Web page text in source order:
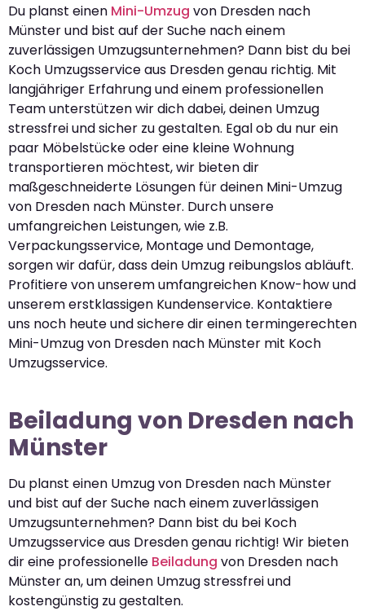
Du planst einen Mini-Umzug von Dresden nach
Münster und bist auf der Suche nach einem
zuverlässigen Umzugsunternehmen? Dann bist du bei
Koch Umzugsservice aus Dresden genau richtig. Mit
langjähriger Erfahrung und einem professionellen
Team unterstützen wir dich dabei, deinen Umzug
stressfrei und sicher zu gestalten. Egal ob du nur ein
paar Möbelstücke oder eine kleine Wohnung
transportieren möchtest, wir bieten dir
maßgeschneiderte Lösungen für deinen Mini-Umzug
von Dresden nach Münster. Durch unsere
umfangreichen Leistungen, wie z.B.
Verpackungsservice, Montage und Demontage,
sorgen wir dafür, dass dein Umzug reibungslos abläuft.
Profitiere von unserem umfangreichen Know-how und
unserem erstklassigen Kundenservice. Kontaktiere
uns noch heute und sichere dir einen termingerechten
Mini-Umzug von Dresden nach Münster mit Koch
Umzugsservice.
Beiladung von Dresden nach
Münster
Du planst einen Umzug von Dresden nach Münster
und bist auf der Suche nach einem zuverlässigen
Umzugsunternehmen? Dann bist du bei Koch
Umzugsservice aus Dresden genau richtig! Wir bieten
dir eine professionelle Beiladung von Dresden nach
Münster an, um deinen Umzug stressfrei und
kostengünstig zu gestalten.